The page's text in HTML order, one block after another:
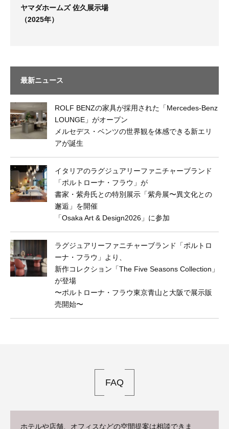
ヤマダホームズ 佐久展示場
（2025年）
最新ニュース
ROLF BENZの家具が採用された「Mercedes-Benz
LOUNGE」がオープン
メルセデス・ベンツの世界観を体感できる新エリ
アが誕生
イタリアのラグジュアリーファニチャーブランド
「ポルトローナ・フラウ」が
書家・紫舟氏との特別展示「紫舟展〜異文化との
邂逅」を開催
「Osaka Art & Design2026」に参加
ラグジュアリーファニチャーブランド「ポルトロ
ーナ・フラウ」より、
新作コレクション「The Five Seasons Collection」
が登場
〜ポルトローナ・フラウ東京⻘山と大阪で展示販
売開始〜
FAQ
ホテルや店舗、オフィスなどの空間提案は相談できま